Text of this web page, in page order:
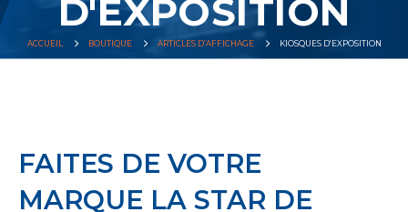
D'EXPOSITION
ACCUEIL BOUTIQUE ARTICLES D’AFFICHAGE KIOSQUES D'EXPOSITION
FAITES DE VOTRE
MARQUE LA STAR DE